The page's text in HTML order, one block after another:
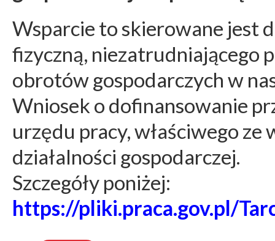
Wsparcie to skierowane jest
fizyczną, niezatrudniającego
obrotów gospodarczych w
Wniosek o dofinansowanie
urzędu pracy, właściwego
działalności gospodarczej.
Szczegóły poniżej:
https://pliki.praca.gov.pl/